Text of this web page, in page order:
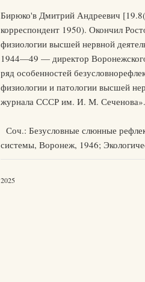
Бирюко'в Дмитрий Андреевич
корреспондент 1950). Окончил
физиологии высшей нервной
1944—49 — директор
ряд особенностей
физиологии и патологии высшей
журнала СССР им. И. М.
Соч.: Безусловные слюнные
системы, Воронеж, 1946;
2025